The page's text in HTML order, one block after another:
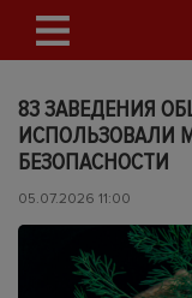
83 ЗАВЕДЕНИЯ
ИСПОЛЬЗОВАЛИ
БЕЗОПАСНОСТИ
05.07.2026 11:00